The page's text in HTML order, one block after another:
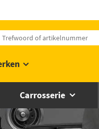
Carrosserie